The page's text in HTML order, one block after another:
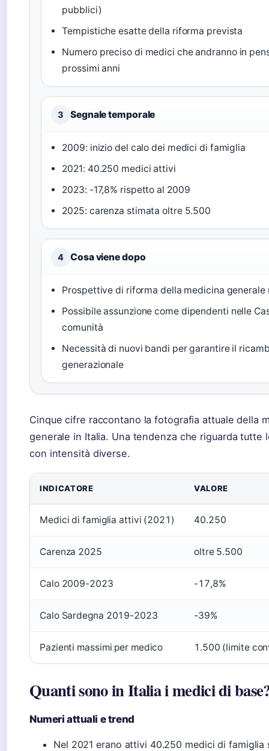
pubblici)
Tempistiche esatte della riforma prevista
Numero preciso di medici che andranno in
prossimi anni
3 Segnale temporale
2009: inizio del calo dei medici di famiglia
2021: 40.250 medici attivi
2023: -17,8% rispetto al 2009
2025: carenza stimata oltre 5.500
4 Cosa viene dopo
Prospettive di riforma della medicina generale
Possibile assunzione come dipendenti nelle
comunità
Necessità di nuovi bandi per garantire il
generazionale
Cinque cifre raccontano la fotografia attuale della
generale in Italia. Una tendenza che riguarda tutte
con intensità diverse.
INDICATORE VALORE
Medici di famiglia attivi (2021) 40.250
Carenza 2025 oltre 5.500
Calo 2009-2023 -17,8%
Calo Sardegna 2019-2023 -39%
Pazienti massimi per medico 1.500 (limite
Quanti sono in Italia i medici di
Numeri attuali e trend
Nel 2021 erano attivi 40.250 medici di famiglia